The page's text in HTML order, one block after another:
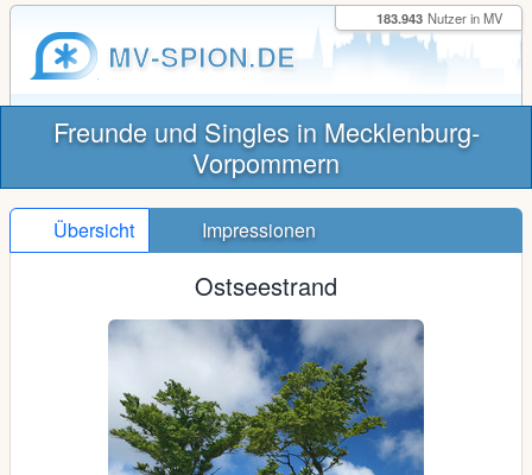
MV-SPION.DE
183.943 Nutzer in MV
Freunde und Singles in Mecklenburg-
Vorpommern
Übersicht Impressionen
Ostseestrand